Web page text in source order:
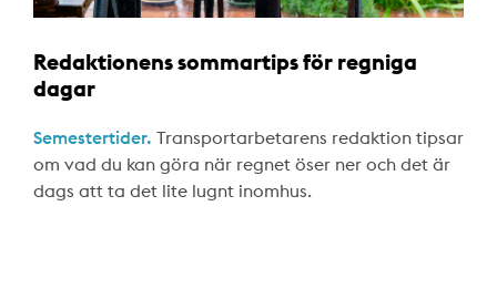
Redaktionens sommartips för regniga
dagar
Semestertider. Transportarbetarens redaktion tipsar
om vad du kan göra när regnet öser ner och det är
dags att ta det lite lugnt inomhus.